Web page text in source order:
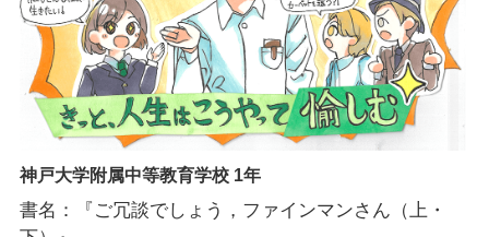
神戸大学附属中等教育学校 1年
書名：『ご冗談でしょう，ファインマンさん（上・